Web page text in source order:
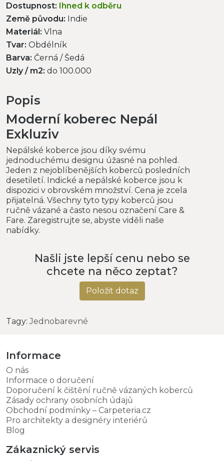
Dostupnost: Ihned k odběru
Země původu: Indie
Materiál: Vlna
Tvar: Obdélník
Barva: Černá / Šedá
Uzly / m2: do 100.000
Popis
Moderní koberec Nepál
Exkluziv
Nepálské koberce jsou díky svému
jednoduchému designu úžasné na pohled.
Jeden z nejoblíbenějších koberců posledních
desetiletí. Indické a nepálské koberce jsou k
dispozici v obrovském množství. Cena je zcela
přijatelná. Všechny tyto typy koberců jsou
ručně vázané a často nesou označení Care &
Fare. Zaregistrujte se, abyste viděli naše
nabídky.
Našli jste lepší cenu nebo se
chcete na něco zeptat?
Položit dotaz
Tagy:Jednobarevné
Informace
O nás
Informace o doručení
Doporučení k čištění ručně vázaných koberců
Zásady ochrany osobních údajů
Obchodní podmínky – Carpeteria.cz
Pro architekty a designéry interiérů
Blog
Zákaznický servis